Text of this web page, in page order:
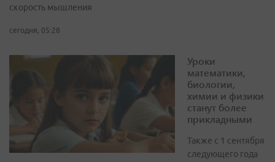
скорость мышления
сегодня, 05:28
Уроки
математики,
биологии,
химии и физики
станут более
прикладными
Также с 1 сентября
следующего года